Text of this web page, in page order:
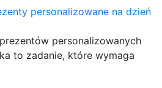
personalizowane na dzień
personalizowanych
to zadanie, które wymaga